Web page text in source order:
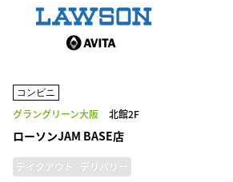
コンビニ
グラングリーン大阪 北館2F
ローソンJAM BASE店
テイクアウト デリバリー